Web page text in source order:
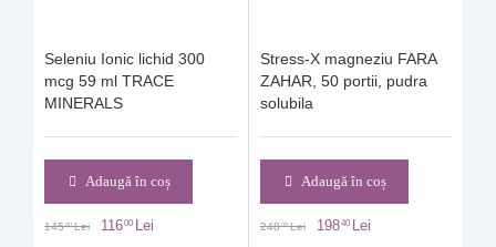
Seleniu Ionic lichid 300
mcg 59 ml TRACE
MINERALS
Adaugă în coș
14500 Lei 11600 Lei
Stress-X magneziu FARA
ZAHAR, 50 portii, pudra
solubila
Adaugă în coș
248 00 Lei 19840 Lei